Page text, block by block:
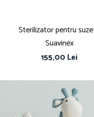
Sterilizator pentru
Suavinex
155,00 Lei